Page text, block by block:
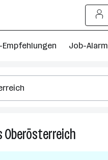
Job-Alarm
Oberösterreich